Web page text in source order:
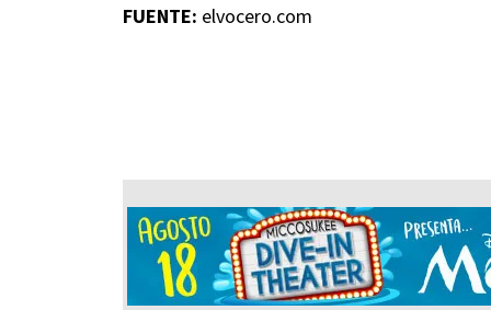
FUENTE: elvocero.com